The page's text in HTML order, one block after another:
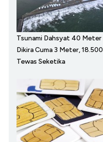
Tsunami Dahsyat 40 Meter
Dikira Cuma 3 Meter, 18.500
Tewas Seketika